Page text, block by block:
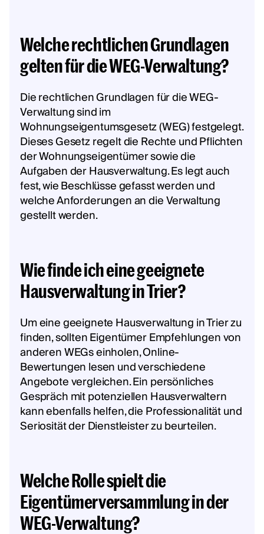
Welche rechtlichen Grundlagen
gelten für die WEG-Verwaltung?
Die rechtlichen Grundlagen für die WEG-
Verwaltung sind im
Wohnungseigentumsgesetz (WEG) festgelegt.
Dieses Gesetz regelt die Rechte und Pflichten
der Wohnungseigentümer sowie die
Aufgaben der Hausverwaltung. Es legt auch
fest, wie Beschlüsse gefasst werden und
welche Anforderungen an die Verwaltung
gestellt werden.
Wie finde ich eine geeignete
Hausverwaltung in Trier?
Um eine geeignete Hausverwaltung in Trier zu
finden, sollten Eigentümer Empfehlungen von
anderen WEGs einholen, Online-
Bewertungen lesen und verschiedene
Angebote vergleichen. Ein persönliches
Gespräch mit potenziellen Hausverwaltern
kann ebenfalls helfen, die Professionalität und
Seriosität der Dienstleister zu beurteilen.
Welche Rolle spielt die
Eigentümerversammlung in der
WEG-Verwaltung?